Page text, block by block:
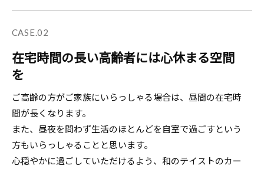
CASE.02
在宅時間の長い高齢者には心休まる空間
を
ご高齢の方がご家族にいらっしゃる場合は、昼間の在宅時
間が長くなります。
また、昼夜を問わず生活のほとんどを自室で過ごすという
方もいらっしゃることと思います。
心穏やかに過ごしていただけるよう、和のテイストのカー